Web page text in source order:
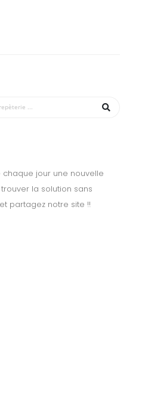
jour une nouvelle
la solution sans
partagez notre site !!